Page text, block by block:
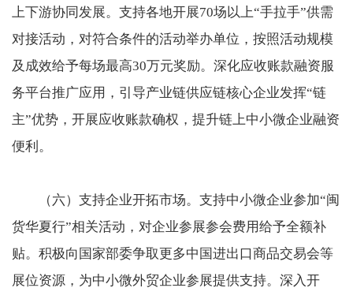
上下游协同发展。支持各地开展70场以上“手拉手”供需
对接活动，对符合条件的活动举办单位，按照活动规模
及成效给予每场最高30万元奖励。深化应收账款融资服
务平台推广应用，引导产业链供应链核心企业发挥“链
主”优势，开展应收账款确权，提升链上中小微企业融资
便利。
（六）支持企业开拓市场。支持中小微企业参加“闽
货华夏行”相关活动，对企业参展参会费用给予全额补
贴。积极向国家部委争取更多中国进出口商品交易会等
展位资源，为中小微外贸企业参展提供支持。深入开